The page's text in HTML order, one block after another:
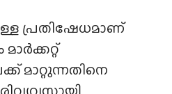
പ്രതിഷേധമാണ്
മാറ്റുന്നതിനെ